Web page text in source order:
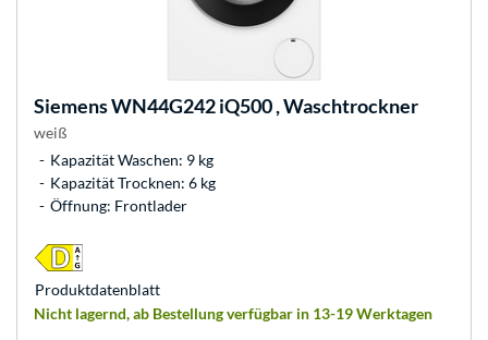
SiemensWN44G242 iQ500 , Waschtrockner
weiß
Kapazität Waschen: 9 kg
Kapazität Trocknen: 6 kg
Öffnung: Frontlader
Nicht lagernd, ab Bestellung verfügbar in 13-19 Werktagen
Produkt­datenblatt